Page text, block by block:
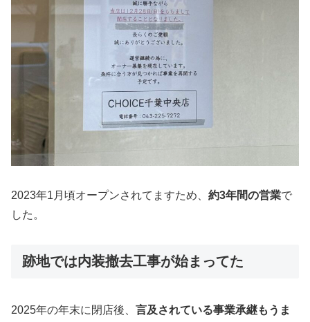
2023年1月頃オープンされてますため、 約3年間の営業で
した。
跡地では内装撤去工事が始まってた
2025年の年末に閉店後、 言及されている事業承継もうま